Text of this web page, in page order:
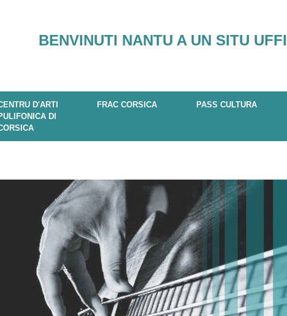
BENVINUTI NANTU A UN SITU
D'ARTI
DI
FRAC CORSICA PASS CULTURA